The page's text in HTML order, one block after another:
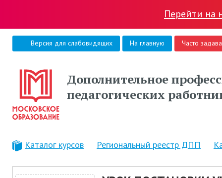
Перейти на
Версия для слабовидящих На главную Часто
Дополнительное
педагогических
Каталог курсов Региональный реестр ДПП